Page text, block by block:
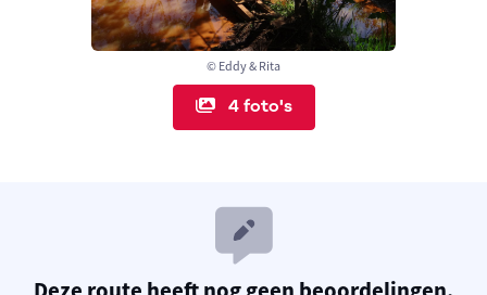
© Eddy & Rita
4 foto's